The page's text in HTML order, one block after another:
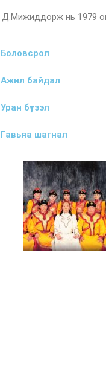
Д.Мижиддорж нь 1979
Боловсрол
Ажил байдал
Уран бүтээл
Гавьяа шагнал